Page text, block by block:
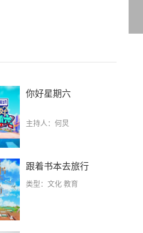
你好星期六
主持人：何炅
跟着书本去旅行
类型：文化 教育